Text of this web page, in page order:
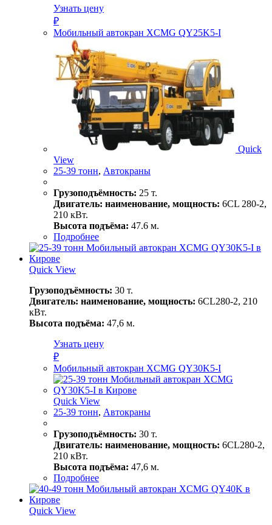
Узнать цену
₽
Мобильный автокран XCMG QY25K5-I
Quick
View
25-39 тонн, Автокраны
Грузоподъёмность: 25 т.
Двигатель: наименование, мощность: 6CL 280-2,
210 кВт.
Высота подъёма: 47.6 м.
Подробнее
Quick View
Грузоподъёмность: 30 т.
Двигатель: наименование, мощность: 6CL280-2, 210
кВт.
Высота подъёма: 47,6 м.
Узнать цену
₽
Мобильный автокран XCMG QY30K5-I
Quick View
25-39 тонн, Автокраны
Грузоподъёмность: 30 т.
Двигатель: наименование, мощность: 6CL280-2,
210 кВт.
Высота подъёма: 47,6 м.
Подробнее
Quick View